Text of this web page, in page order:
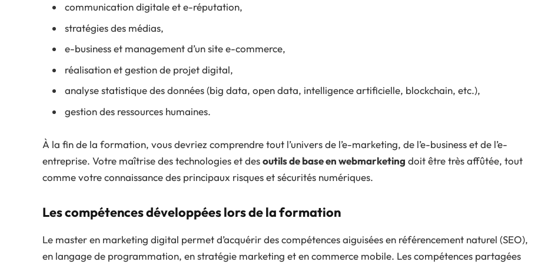
communication digitale et e-réputation,
stratégies des médias,
e-business et management d’un site e-commerce,
réalisation et gestion de projet digital,
analyse statistique des données (big data, open data, intelligence artificielle, blockchain, etc.),
gestion des ressources humaines.
À la fin de la formation, vous devriez comprendre tout l’univers de l’e-marketing, de l’e-business et de l’e-
entreprise. Votre maîtrise des technologies et desoutils de base en webmarketing doit être très affûtée, tout
comme votre connaissance des principaux risques et sécurités numériques.
Les compétences développées lors de la formation
Le master en marketing digital permet d’acquérir des compétences aiguisées en référencement naturel (SEO),
en langage de programmation, en stratégie marketing et en commerce mobile. Les compétences partagées